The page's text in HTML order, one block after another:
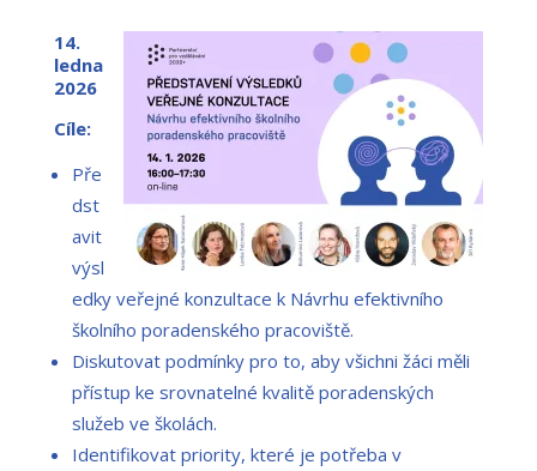
14.
ledna
2026
Cíle:
Pře
dst
avit
výsl
edky veřejné konzultace k Návrhu efektivního
školního poradenského pracoviště.
Diskutovat podmínky pro to, aby všichni žáci měli
přístup ke srovnatelné kvalitě poradenských
služeb ve školách.
Identifikovat priority, které je potřeba v